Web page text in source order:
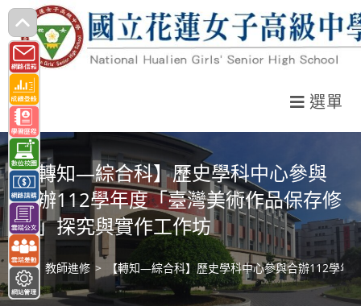
跳
轉
至
主
要
內
容
選單
【轉知—綜合科】歷史學科中心參與
合辦112學年度「臺灣美術作品保存修
護」探究與實作工作坊
> 教師進修 > 【轉知—綜合科】歷史學科中心參與合辦112學年